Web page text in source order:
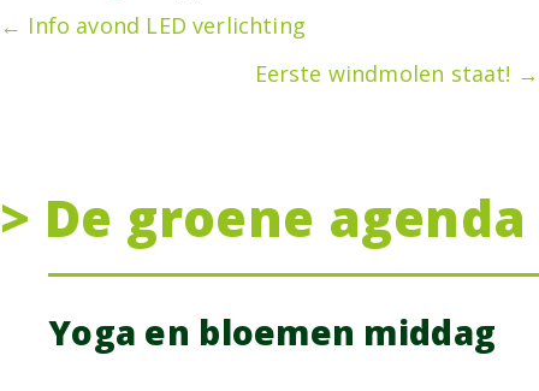
Posts
navigation
← Info avond LED verlichting
Eerste windmolen staat! →
> De groene agenda
Yoga en bloemen middag